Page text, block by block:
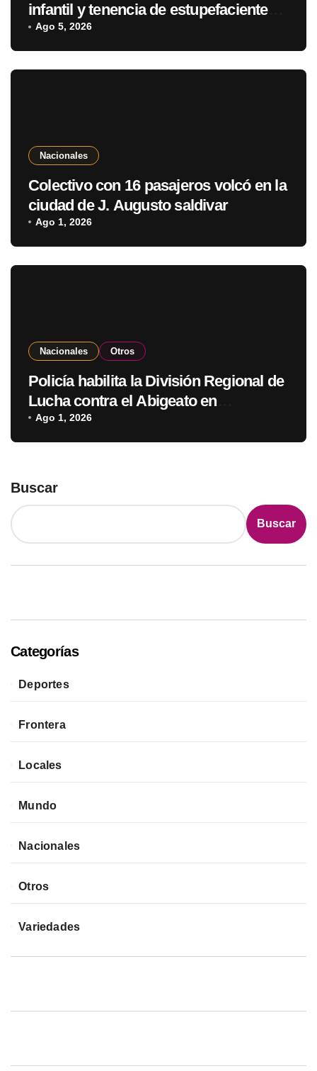
infantil y tenencia de estupefacientes
en Fernando de la Mora
Ago 5, 2026
Nacionales
Colectivo con 16 pasajeros volcó en la
ciudad de J. Augusto saldivar
Ago 1, 2026
Nacionales Otros
Policía habilita la División Regional de
Lucha contra el Abigeato en
Amambay
Ago 1, 2026
Buscar
Buscar
Categorías
Deportes
Frontera
Locales
Mundo
Nacionales
Otros
Variedades